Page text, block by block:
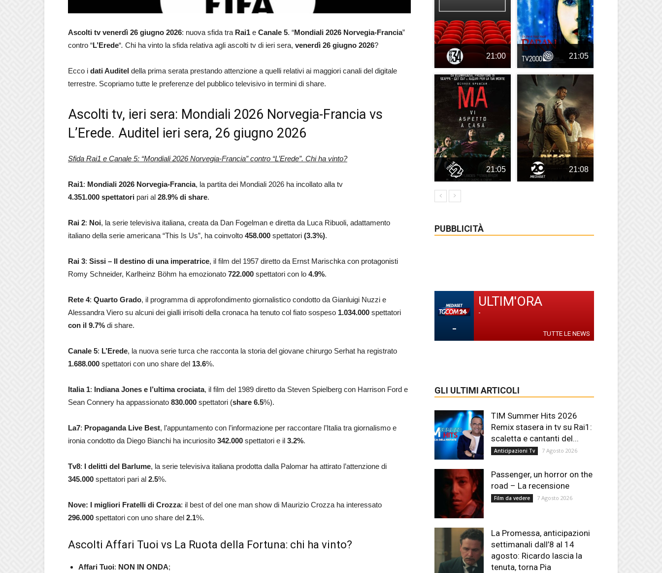
Ascolti tv venerdì 26 giugno 2026: nuova sfida tra Rai1 e Canale 5. “Mondiali 2026 Norvegia-Francia”
contro “L’Erede“. Chi ha vinto la sfida relativa agli ascolti tv di ieri sera, venerdì 26 giugno 2026?
Ecco i dati Auditel della prima serata prestando attenzione a quelli relativi ai maggiori canali del digitale
terrestre. Scopriamo tutte le preferenze del pubblico televisivo in termini di share.
Ascolti tv, ieri sera: Mondiali 2026 Norvegia-Francia vs
L’Erede. Auditel ieri sera, 26 giugno 2026
Sfida Rai1 e Canale 5: “Mondiali 2026 Norvegia-Francia” contro “L’Erede”. Chi ha vinto?
Rai1: Mondiali 2026 Norvegia-Francia, la partita dei Mondiali 2026 ha incollato alla tv
4.351.000 spettatori pari al 28.9% di share.
Rai 2: Noi, la serie televisiva italiana, creata da Dan Fogelman e diretta da Luca Ribuoli, adattamento
italiano della serie americana “This Is Us”, ha coinvolto 458.000 spettatori (3.3%).
Rai 3: Sissi – Il destino di una imperatrice, il film del 1957 diretto da Ernst Marischka con protagonisti
Romy Schneider, Karlheinz Böhm ha emozionato 722.000 spettatori con lo 4.9%.
Rete 4: Quarto Grado, il programma di approfondimento giornalistico condotto da Gianluigi Nuzzi e
Alessandra Viero su alcuni dei gialli irrisolti della cronaca ha tenuto col fiato sospeso 1.034.000 spettatori
con il 9.7% di share.
Canale 5: L’Erede, la nuova serie turca che racconta la storia del giovane chirurgo Serhat ha registrato
1.688.000 spettatori con uno share del 13.6%.
Italia 1: Indiana Jones e l’ultima crociata, il film del 1989 diretto da Steven Spielberg con Harrison Ford e
Sean Connery ha appassionato 830.000 spettatori (share 6.5%).
La7: Propaganda Live Best, l’appuntamento con l’informazione per raccontare l’Italia tra giornalismo e
ironia condotto da Diego Bianchi ha incuriosito 342.000 spettatori e il 3.2%.
Tv8: I delitti del Barlume, la serie televisiva italiana prodotta dalla Palomar ha attirato l’attenzione di
345.000 spettatori pari al 2.5%.
Nove: I migliori Fratelli di Crozza: il best of del one man show di Maurizio Crozza ha interessato
296.000 spettatori con uno share del 2.1%.
Ascolti Affari Tuoi vs La Ruota della Fortuna: chi ha vinto?
Affari Tuoi: NON IN ONDA;
21:00 21:05
21:05 21:08
PUBBLICITÀ
-
ULTIM'ORA
-
TUTTE LE NEWS
GLI ULTIMI ARTICOLI
TIM Summer Hits 2026
Remix stasera in tv su Rai1:
scaletta e cantanti del...
Anticipazioni Tv 7 Agosto 2026
Passenger, un horror on the
road – La recensione
Film da vedere 7 Agosto 2026
La Promessa, anticipazioni
settimanali dall’8 al 14
agosto: Ricardo lascia la
tenuta, torna Pia